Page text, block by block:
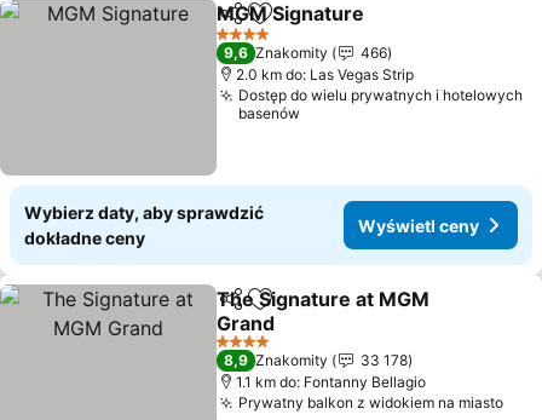
Udostępnij
Dodaj do ulubionych
MGM Signature
4 Kategoria
9,6 Znakomity
466
2.0 km do: Las Vegas Strip
Dostęp do wielu prywatnych i hotelowych
basenów
Wybierz daty, aby sprawdzić
dokładne ceny
Wyświetl ceny
Udostępnij
Dodaj do ulubionych
The Signature at MGM
Grand
Wyświetl ceny
4 Kategoria
8,9 Znakomity
33 178
1.1 km do: Fontanny Bellagio
Prywatny balkon z widokiem na miasto